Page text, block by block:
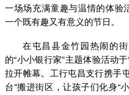
一场场充满童趣与温情的体验
一个既有趣又有意义的节日。
在屯昌县金竹园热闹的
的“小小银行家”主题体验活动
拉开帷幕。工行屯昌支行携手
台”搬进街区，让孩子们化身“